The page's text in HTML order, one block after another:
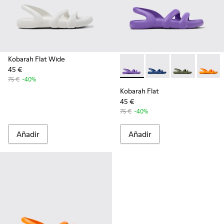
Kobarah Flat Wide
45 €
75 € -40%
Añadir
Kobarah Flat - K100957-010
Kobarah Flat -Kobarah Flat
Kobarah Flat
45 €
75 € -40%
Añadir